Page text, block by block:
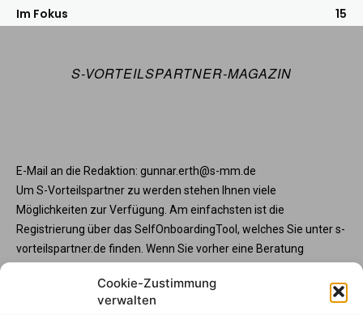
Cookie-Zustimmung
verwalten
Im Fokus
15
S-VORTEILSPARTNER-MAGAZIN
E-Mail an die Redaktion: gunnar.erth@s-mm.de
Um S-Vorteilspartner zu werden stehen Ihnen viele
Möglichkeiten zur Verfügung. Am einfachsten ist die
Registrierung über das SelfOnboardingTool, welches Sie unter s-
vorteilspartner.de finden. Wenn Sie vorher eine Beratung
vorteilspartner.de oder Telefon +49 345 570295 3573 gerne zur
Verfügung. Und wenn Sie Ihre Programmteilnahme vorab mit